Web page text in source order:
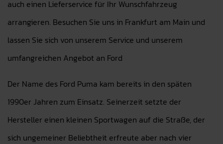
auch einen Lieferservice für Ihr Wunschfahrzeug
arrangieren. Besuchen Sie uns in Frankfurt am Main und
lassen Sie sich von unserem Service und unserem
umfangreichen Angebot an Ford
Der Name des Ford Puma kam bereits in den späten
1990er Jahren zum Einsatz. Seinerzeit setzte der
Hersteller einen kleinen Sportwagen auf die Straße, der
sich ungemeiner Beliebtheit erfreute aber nach vier